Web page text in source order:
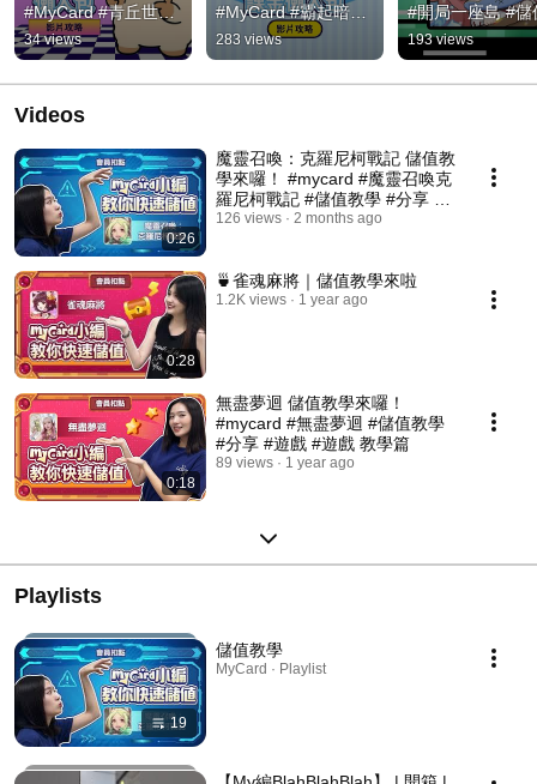
#MyCard #青丘世界
緣起 #儲值教學
34 views
#MyCard #霸起暗影
重生 #儲值教學 #儲
值
283 views
#開局一座島 #儲
學
193 views
Videos
0:26
魔靈召喚：克羅尼柯戰記 儲值教
學來囉！ #mycard #魔靈召喚克
羅尼柯戰記 #儲值教學 #分享 #
遊戲 #遊戲 教學篇
126 views 2 months ago
0:28
🍵雀魂麻將｜儲值教學來啦
1.2K views 1 year ago
0:18
無盡夢迴 儲值教學來囉！
#mycard #無盡夢迴 #儲值教學
#分享 #遊戲 #遊戲 教學篇
89 views 1 year ago
Playlists
19
儲值教學
MyCard · Playlist